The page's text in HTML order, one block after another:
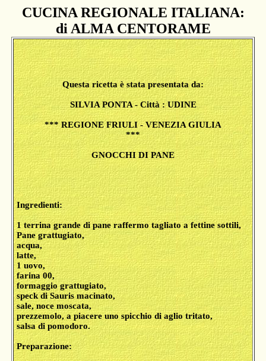
CUCINA REGIONALE ITALIANA:
di ALMA CENTORAME
Questa ricetta è stata presentata da:
SILVIA PONTA - Città : UDINE
*** REGIONE FRIULI - VENEZIA GIULIA
***
GNOCCHI DI PANE
Ingredienti:
1 terrina grande di pane raffermo tagliato a fettine sottili,
Pane grattugiato,
acqua,
latte,
1 uovo,
farina 00,
formaggio grattugiato,
speck di Sauris macinato,
sale, noce moscata,
prezzemolo, a piacere uno spicchio di aglio tritato,
salsa di pomodoro.
Preparazione: